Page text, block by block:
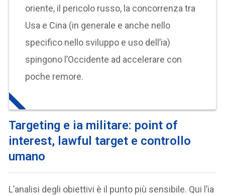
oriente, il pericolo russo, la concorrenza tra
Usa e Cina (in generale e anche nello
specifico nello sviluppo e uso dell’ia)
spingono l’Occidente ad accelerare con
poche remore.
Targeting e ia militare: point of
interest, lawful target e controllo
umano
L’analisi degli obiettivi è il punto più sensibile. Qui l’ia